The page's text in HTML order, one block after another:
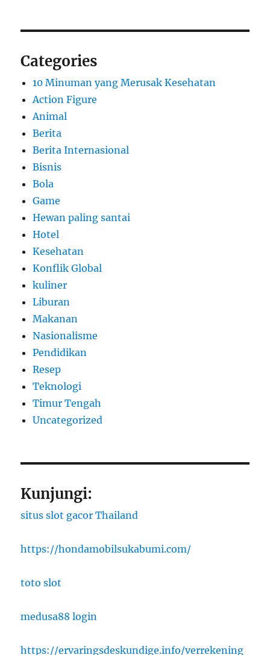
Categories
10 Minuman yang Merusak Kesehatan
Action Figure
Animal
Berita
Berita Internasional
Bisnis
Bola
Game
Hewan paling santai
Hotel
Kesehatan
Konflik Global
kuliner
Liburan
Makanan
Nasionalisme
Pendidikan
Resep
Teknologi
Timur Tengah
Uncategorized
Kunjungi:
situs slot gacor Thailand
https://hondamobilsukabumi.com/
toto slot
medusa88 login
https://ervaringsdeskundige.info/verrekening